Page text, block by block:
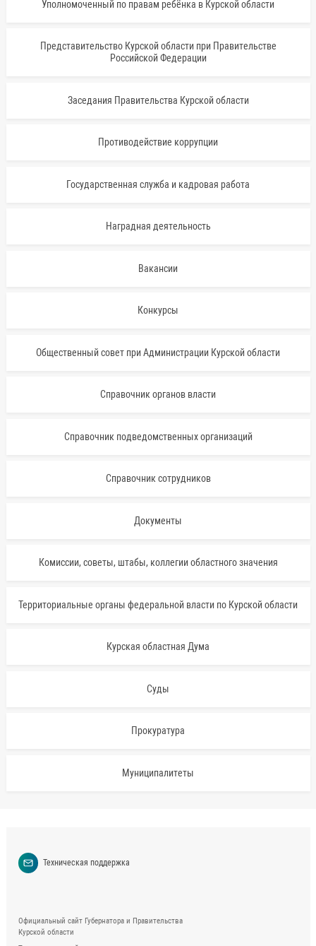
Уполномоченный по правам ребёнка в Курской области
Представительство Курской области при Правительстве
Российской Федерации
Заседания Правительства Курской области
Противодействие коррупции
Государственная служба и кадровая работа
Наградная деятельность
Вакансии
Конкурсы
Общественный совет при Администрации Курской области
Справочник органов власти
Справочник подведомственных организаций
Справочник сотрудников
Документы
Комиссии, советы, штабы, коллегии областного значения
Территориальные органы федеральной власти по Курской области
Курская областная Дума
Суды
Прокуратура
Муниципалитеты
Техническая поддержка
Официальный сайт Губернатора и Правительства
Курской области